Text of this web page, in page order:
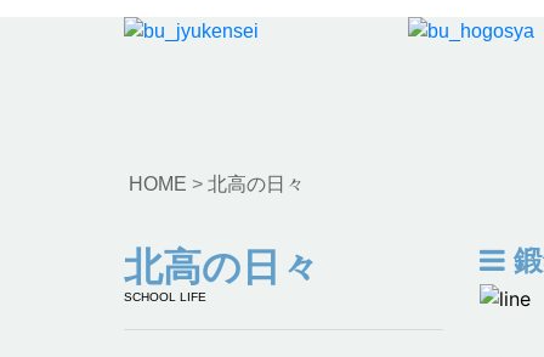
HOME > 北高の日々
北高の日々
SCHOOL LIFE
鍛